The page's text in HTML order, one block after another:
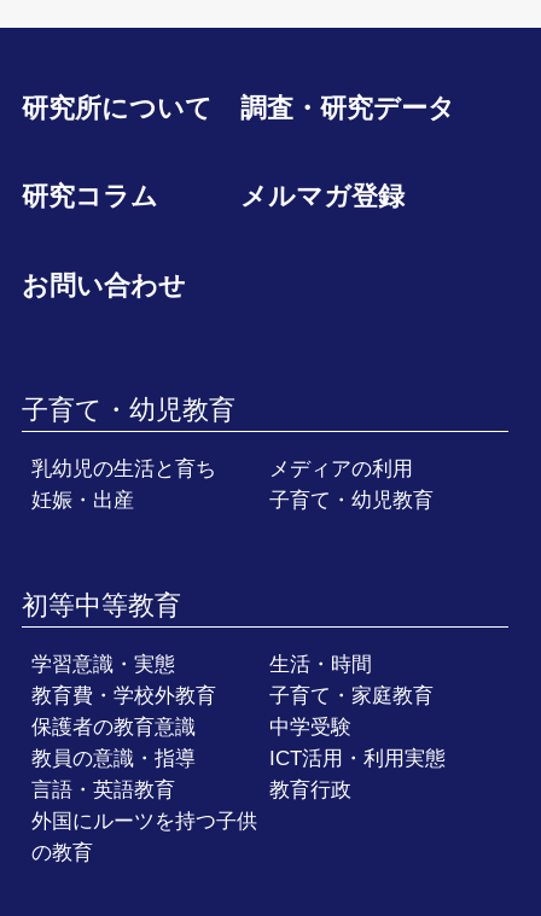
研究所について 調査・研究データ
研究コラム メルマガ登録
お問い合わせ
子育て・幼児教育
乳幼児の生活と育ち
メディアの利用
妊娠・出産
子育て・幼児教育
初等中等教育
学習意識・実態
生活・時間
教育費・学校外教育
子育て・家庭教育
保護者の教育意識
中学受験
教員の意識・指導
ICT活用・利用実態
言語・英語教育
教育行政
外国にルーツを持つ子供
の教育